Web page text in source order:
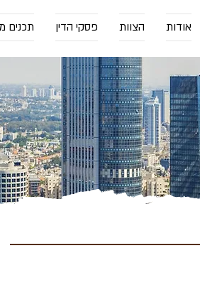
אודות הצוות פסקי הדין תכנים